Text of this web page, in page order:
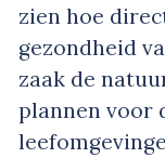
zien hoe
gezondheid
zaak de
plannen voor